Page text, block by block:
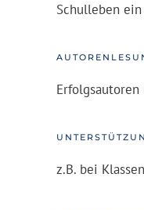
Schulleben
z.B. bei